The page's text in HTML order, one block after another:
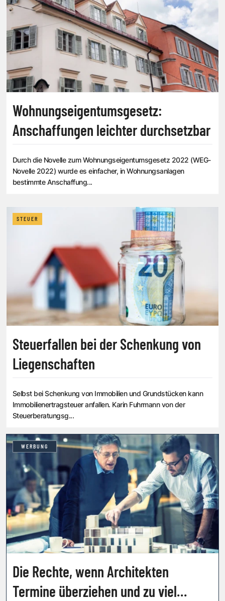
Wohnungseigentumsgesetz:
Anschaffungen leichter durchsetzbar
Durch die Novelle zum Wohnungseigentumsgesetz 2022 (WEG-
Novelle 2022) wurde es einfacher, in Wohnungsanlagen
bestimmte Anschaffung...
STEUER
Steuerfallen bei der Schenkung von
Liegenschaften
Selbst bei Schenkung von Immobilien und Grundstücken kann
Immobilienertragsteuer anfallen. Karin Fuhrmann von der
Steuerberatungsg...
WERBUNG
Die Rechte, wenn Architekten
Termine überziehen und zu viel